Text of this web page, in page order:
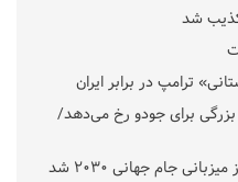
شد
ترامپ در برابر ایران
بزرگی برای جودو رخ می‌دهد/
جام جهانی ۲۰۳۰ شد